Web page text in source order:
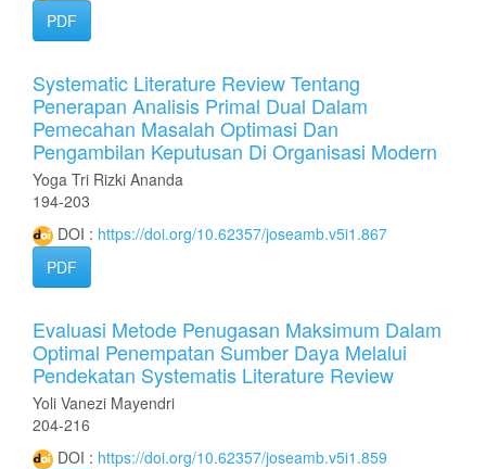
PDF
Systematic Literature Review Tentang
Penerapan Analisis Primal Dual Dalam
Pemecahan Masalah Optimasi Dan
Pengambilan Keputusan Di Organisasi Modern
Yoga Tri Rizki Ananda
194-203
DOI : https://doi.org/10.62357/joseamb.v5i1.867
PDF
Evaluasi Metode Penugasan Maksimum Dalam
Optimal Penempatan Sumber Daya Melalui
Pendekatan Systematis Literature Review
Yoli Vanezi Mayendri
204-216
DOI : https://doi.org/10.62357/joseamb.v5i1.859